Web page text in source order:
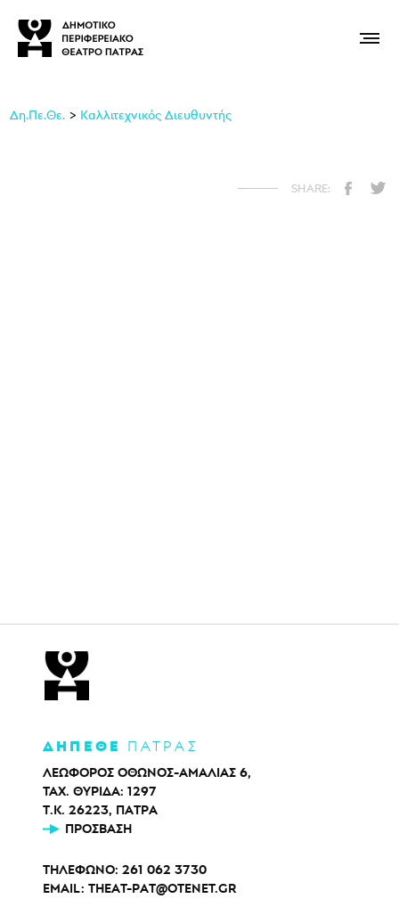
Δη.Πε.Θε. Καλλιτεχνικός Διευθυντής
ΔΗΠΕΘΕ ΠΑΤΡΑΣ
ΛΕΩΦΟΡΟΣ ΟΘΩΝΟΣ-ΑΜΑΛΙΑΣ 6,
ΤΑΧ. ΘΥΡΙΔΑ: 1297
Τ.Κ. 26223, ΠΑΤΡΑ
ΠΡΌΣΒΑΣΗ
ΤΗΛΕΦΩΝΟ: 261 062 3730
EMAIL: THEAT-PAT@OTENET.GR